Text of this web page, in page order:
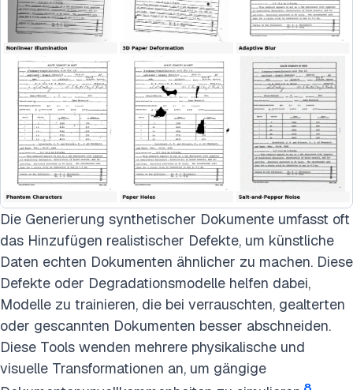
Die Generierung synthetischer Dokumente umfasst oft
das Hinzufügen realistischer Defekte, um künstliche
Daten echten Dokumenten ähnlicher zu machen. Diese
Defekte oder Degradationsmodelle helfen dabei,
Modelle zu trainieren, die bei verrauschten, gealterten
oder gescannten Dokumenten besser abschneiden.
Diese Tools wenden mehrere physikalische und
visuelle Transformationen an, um gängige